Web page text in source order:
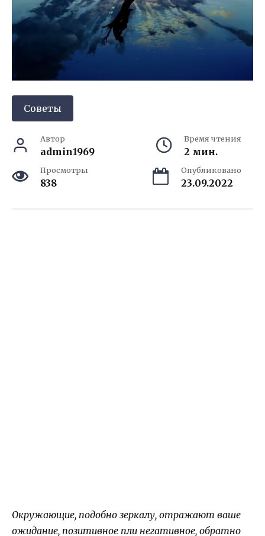
Советы
Автор
admin1969
Время чтения
2 мин.
Просмотры
838
Опубликовано
23.09.2022
Окружающие, подобно зеркалу, отражают ваше
ожидание, позитивное пли негативное, обратно